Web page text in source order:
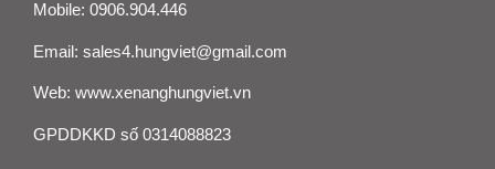
Mobile: 0906.904.446
Email: sales4.hungviet@gmail.com
Web: www.xenanghungviet.vn
GPDDKKD số 0314088823